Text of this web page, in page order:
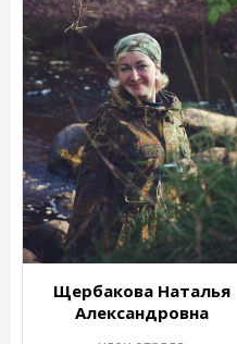
Щербакова Наталья
Александровна